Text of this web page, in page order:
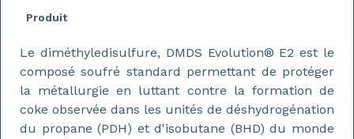
Produit
Le diméthyledisulfure, DMDS Evolution® E2 est le
composé soufré standard permettant de protéger
la métallurgie en luttant contre la formation de
coke observée dans les unités de déshydrogénation
du propane (PDH) et d'isobutane (BHD) du monde